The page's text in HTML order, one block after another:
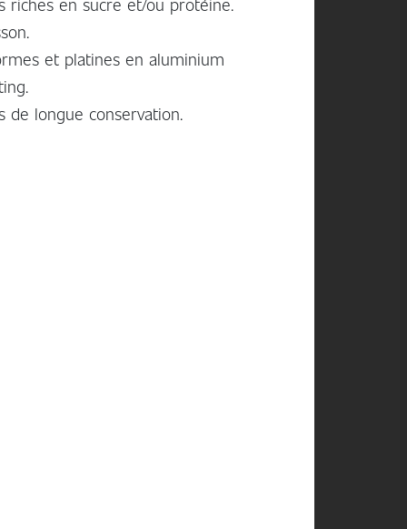
et platines en aluminium
de longue conservation.